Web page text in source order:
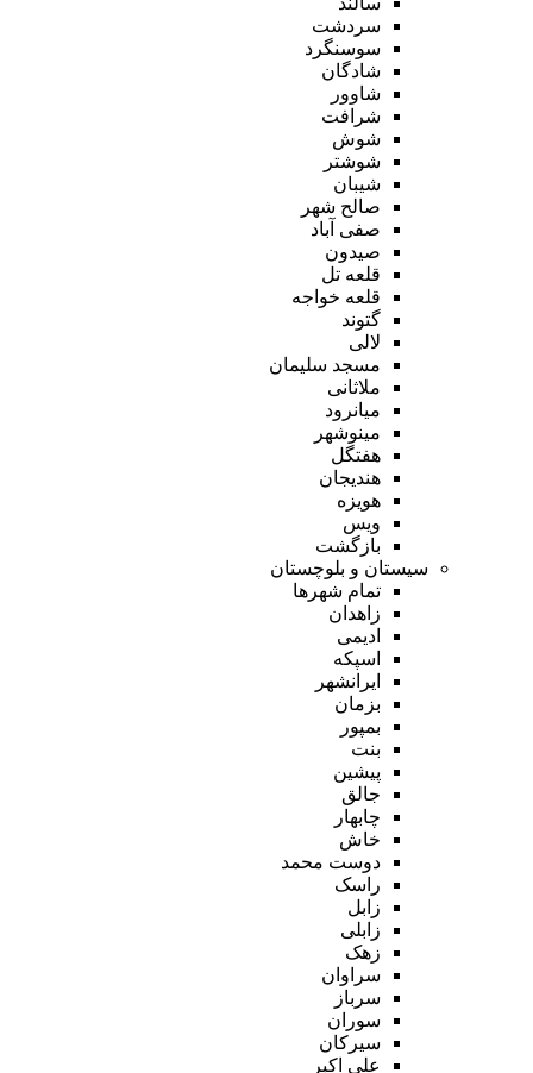
سردشت
سوسنگرد
شادگان
شاوور
شرافت
شوش
شوشتر
شیبان
صالح شهر
صفی آباد
صیدون
قلعه تل
قلعه خواجه
گتوند
لالی
مسجد سلیمان
ملاثانی
میانرود
مینوشهر
هفتگل
هندیجان
هویزه
ویس
بازگشت
سیستان و بلوچستان
تمام شهر‌ها
زاهدان
ادیمی
اسپکه
ایرانشهر
بزمان
بمپور
بنت
پیشین
جالق
چابهار
خاش
دوست محمد
راسک
زابل
زابلی
زهک
سراوان
سرباز
سوران
سیرکان
علی اکبر